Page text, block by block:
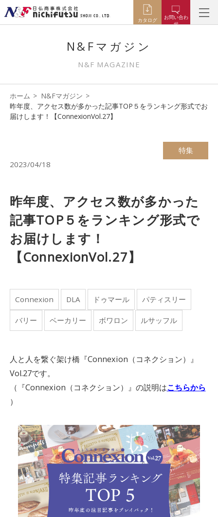
カタログ
お問い合わ
せ
N&Fマガジン
N&F MAGAZINE
ホーム
N&Fマガジン
昨年度、アクセス数が多かった記事TOP５をランキング形式でお
届けします！【ConnexionVol.27】
特集
2023/04/18
昨年度、アクセス数が多かった
記事TOP５をランキング形式で
お届けします！
【ConnexionVol.27】
Connexion DLA ドゥマール パティスリー
バリー ベーカリー ボワロン ルサッフル
人と人を繋ぐ架け橋『Connexion（コネクション）』
Vol.27です。
（『Connexion（コネクション）』の説明はこちらから
）